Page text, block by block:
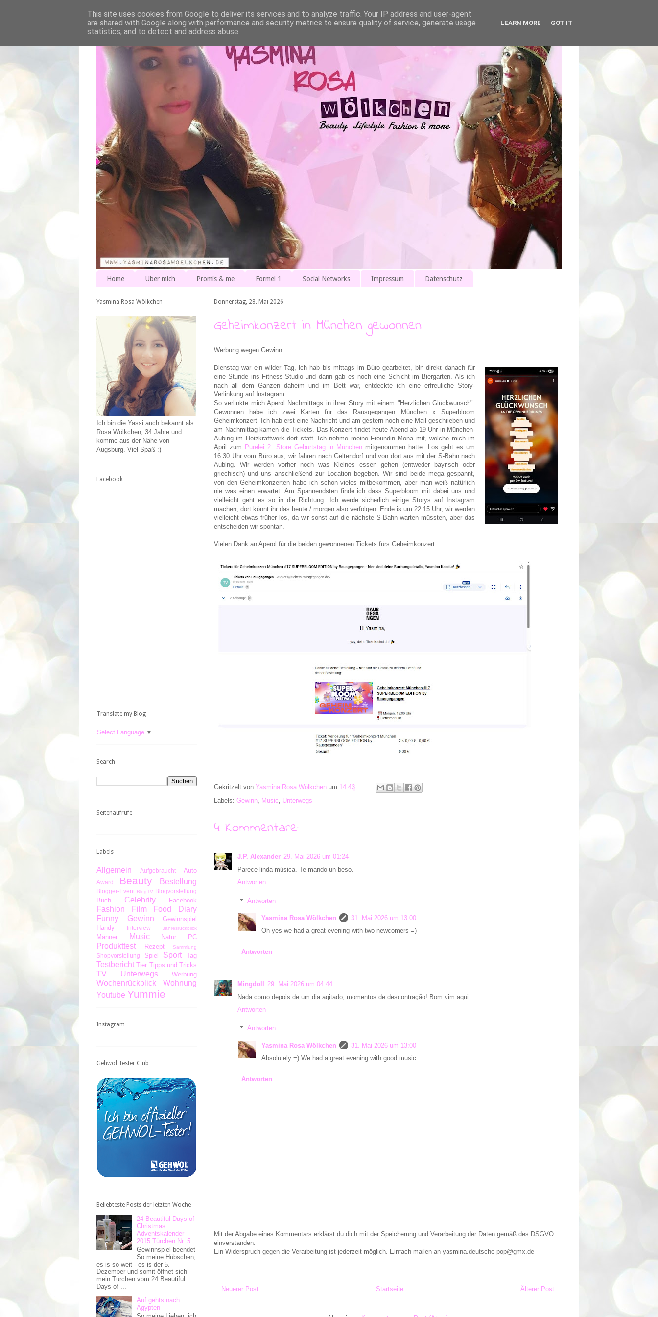
Home Über mich Promis & me Formel 1 Social Networks Impressum Datenschutz
Donnerstag, 28. Mai 2026
Geheimkonzert in München gewonnen
Werbung wegen Gewinn
Dienstag war ein wilder Tag, ich hab bis mittags im Büro gearbeitet, bin direkt danach für
eine Stunde ins Fitness-Studio und dann gab es noch eine Schicht im Biergarten. Als ich
nach all dem Ganzen daheim und im Bett war, entdeckte ich eine erfreuliche Story-
Verlinkung auf Instagram.
So verlinkte mich Aperol Nachmittags in ihrer Story mit einem "Herzlichen Glückwunsch".
Gewonnen habe ich zwei Karten für das Rausgegangen München x Superbloom
Geheimkonzert. Ich hab erst eine Nachricht und am gestern noch eine Mail geschrieben und
am Nachmittag kamen die Tickets. Das Konzert findet heute Abend ab 19 Uhr in München-
Aubing im Heizkraftwerk dort statt. Ich nehme meine Freundin Mona mit, welche mich im
April zum Purelei 2. Store Geburtstag in München mitgenommen hatte. Los geht es um
16:30 Uhr vom Büro aus, wir fahren nach Geltendorf und von dort aus mit der S-Bahn nach
Aubing. Wir werden vorher noch was Kleines essen gehen (entweder bayrisch oder
griechisch) und uns anschließend zur Location begeben. Wir sind beide mega gespannt,
von den Geheimkonzerten habe ich schon vieles mitbekommen, aber man weiß natürlich
nie was einen erwartet. Am Spannendsten finde ich dass Superbloom mit dabei uns und
vielleicht geht es so in die Richtung. Ich werde sicherlich einige Storys auf Instagram
machen, dort könnt ihr das heute / morgen also verfolgen. Ende is um 22:15 Uhr, wir werden
vielleicht etwas früher los, da wir sonst auf die nächste S-Bahn warten müssten, aber das
entscheiden wir spontan.
Vielen Dank an Aperol für die beiden gewonnenen Tickets fürs Geheimkonzert.
Gekritzelt von Yasmina Rosa Wölkchen um 14:43
Labels: Gewinn Music Unterwegs
4 Kommentare:
J.P. Alexander 29. Mai 2026 um 01:24
Parece linda música. Te mando un beso.
Antworten
Antworten
Yasmina Rosa Wölkchen
31. Mai 2026 um 13:00
Oh yes we had a great evening with two newcomers =)
Antworten
Mingdoll
29. Mai 2026 um 04:44
Nada como depois de um dia agitado, momentos de descontração! Bom vim aqui .
Antworten
Antworten
Yasmina Rosa Wölkchen
31. Mai 2026 um 13:00
Absolutely =) We had a great evening with good music.
Antworten
Mit der Abgabe eines Kommentars erklärst du dich mit der Speicherung und Verarbeitung der Daten gemäß des DSGVO
einverstanden.
Ein Widerspruch gegen die Verarbeitung ist jederzeit möglich. Einfach mailen an yasmina.deutsche-pop@gmx.de
Neuerer Post Älterer Post
Startseite
Yasmina Rosa Wölkchen
Ich bin die Yassi auch bekannt als
Rosa Wölkchen, 34 Jahre und
komme aus der Nähe von
Augsburg. Viel Spaß :)
Facebook
Translate my Blog
Select Language ▼
Search
Seitenaufrufe
Labels
Allgemein Aufgebraucht Auto
Award Beauty Bestellung
Blogger-Event BlogTV Blogvorstellung
Buch Celebrity Facebook
Fashion Film
Food Diary
Funny
Gewinn
Gewinnspiel
Handy
Interview Jahresrückblick
Männer Music Natur PC
Produkttest Rezept Sammlung
Shopvorstellung Spiel Sport Tag
Testbericht Tier Tipps und Tricks
TV Unterwegs Werbung
Wochenrückblick
Wohnung
Youtube Yummie
Instagram
Gehwol Tester Club
Beliebteste Posts der letzten Woche
24 Beautiful Days of
Christmas
Adventskalender
2015 Türchen Nr. 5
Gewinnspiel beendet
So meine Hübschen,
es is so weit - es is der 5.
Dezember und somit öffnet sich
mein Türchen vom 24 Beautiful
Days of ...
Auf gehts nach
Ägypten
This site uses cookies from Google to deliver its services and to analyze traffic. Your IP address and user-agent
are shared with Google along with performance and security metrics to ensure quality of service, generate usage
statistics, and to detect and address abuse.
LEARN MORE GOT IT